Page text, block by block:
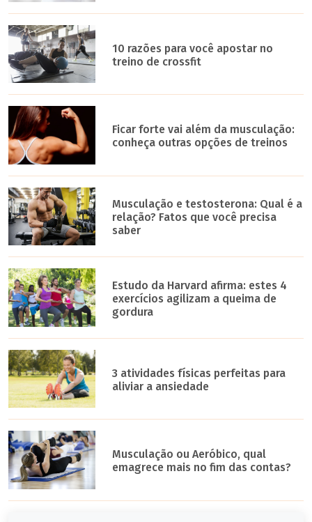
10 razões para você apostar no
treino de crossfit
Ficar forte vai além da musculação:
conheça outras opções de treinos
Musculação e testosterona: Qual é a
relação? Fatos que você precisa
saber
Estudo da Harvard afirma: estes 4
exercícios agilizam a queima de
gordura
3 atividades físicas perfeitas para
aliviar a ansiedade
Musculação ou Aeróbico, qual
emagrece mais no fim das contas?